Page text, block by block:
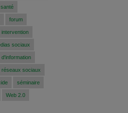
forum
intervention
sociaux
réseaux sociaux
séminaire
Web 2.0